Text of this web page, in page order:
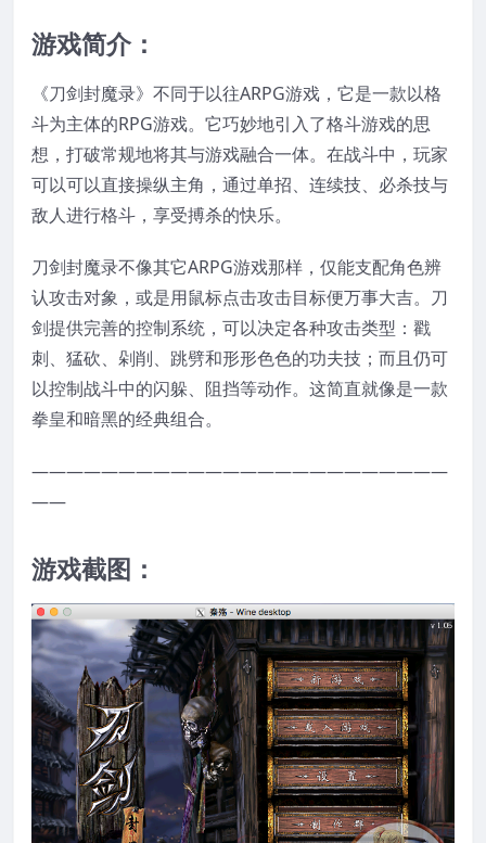
游戏简介：
《刀剑封魔录》不同于以往ARPG游戏，它是一款以格
斗为主体的RPG游戏。它巧妙地引入了格斗游戏的思
想，打破常规地将其与游戏融合一体。在战斗中，玩家
可以可以直接操纵主角，通过单招、连续技、必杀技与
敌人进行格斗，享受搏杀的快乐。
刀剑封魔录不像其它ARPG游戏那样，仅能支配角色辨
认攻击对象，或是用鼠标点击攻击目标便万事大吉。刀
剑提供完善的控制系统，可以决定各种攻击类型：戳
刺、猛砍、剁削、跳劈和形形色色的功夫技；而且仍可
以控制战斗中的闪躲、阻挡等动作。这简直就像是一款
拳皇和暗黑的经典组合。
————————————————————————
——
游戏截图：